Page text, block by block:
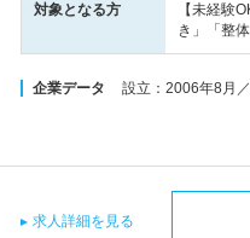
対象となる方
【未経験
き」「整
企業データ 設立：2006年8月
求人詳細を見る